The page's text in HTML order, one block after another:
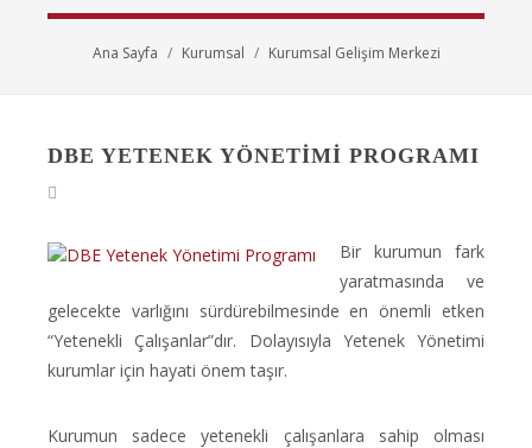
Ana Sayfa Kurumsal Kurumsal Gelişim Merkezi
DBE YETENEK YÖNETIMI PROGRAMI
Bir kurumun fark
yaratmasında ve
gelecekte varlığını sürdürebilmesinde en önemli etken
“Yetenekli Çalışanlar”dır. Dolayısıyla Yetenek Yönetimi
kurumlar için hayati önem taşır.
Kurumun sadece yetenekli çalışanlara sahip olması